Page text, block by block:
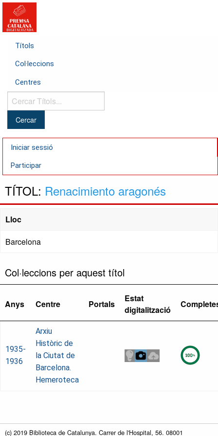
Títols
Col·leccions
Centres
Cercar
Títols...
Iniciar sessió
Participar
TÍTOL: Renacimiento aragonés
Lloc
Barcelona
Col·leccions per aquest títol
Anys Centre Portals
Estat
digitalització
1935-
1936
Arxiu
Històric de
la Ciutat de
Barcelona.
Hemeroteca
(c) 2019 Biblioteca de Catalunya. Carrer de l'Hospital, 56. 08001